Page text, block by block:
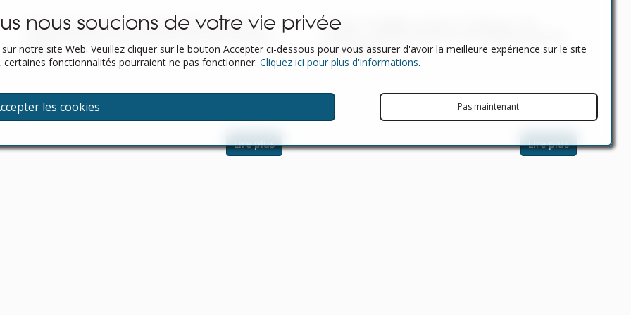
Spain Property Portal is an online platform that has
Spain.
Lire plus
In Spain, mortgages, known as "hipotecas," are
and evolution.
Lire plus
nous soucions de votre vie privée
notre site Web. Veuillez cliquer sur le bouton Accepter ci-dessous pour vous assurer d'avoir la meilleure expérience sur le site
certaines fonctionnalités pourraient ne pas fonctionner. Cliquez ici pour plus d'informations.
les cookies Pas maintenant